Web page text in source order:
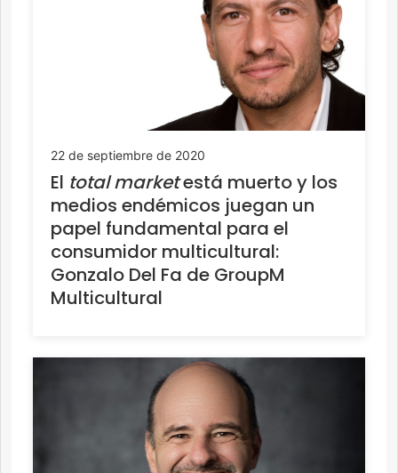
22 de septiembre de 2020
El total marketestá muerto y los
medios endémicos juegan un
papel fundamental para el
consumidor multicultural:
Gonzalo Del Fa de GroupM
Multicultural